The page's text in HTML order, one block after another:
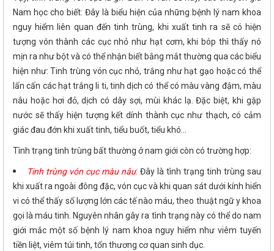
Nam học cho biết: Đây là biểu hiện của những bệnh lý nam khoa
nguy hiểm liên quan đến tinh trùng, khi xuất tinh ra sẽ có hiện
tượng vón thành các cục nhỏ như hạt cơm, khi bóp thì thấy nó
mịn ra như bột và có thể nhận biết bằng mắt thường qua các biểu
hiện như: Tinh trùng vón cục nhỏ, trắng như hạt gạo hoặc có thể
lấn cấn các hạt trắng li ti, tinh dịch có thể có màu vàng đậm, màu
nâu hoặc hơi đỏ, dịch có dây sợi, mùi khác lạ. Đặc biệt, khi gặp
nước sẽ thấy hiện tượng kết dính thành cục như thạch, có cảm
giác đau đớn khi xuất tinh, tiểu buốt, tiểu khó…
Tình trạng tinh trùng bất thường ở nam giới còn có trường hợp:
Tinh trùng vón cục màu nâu: Đây là tình trạng tinh trùng sau
khi xuất ra ngoài đông đặc, vón cục và khi quan sát dưới kính hiển
vi có thể thấy số lượng lớn các tế nào máu, theo thuật ngữ y khoa
gọi là máu tinh. Nguyên nhân gây ra tình trạng này có thể do nam
giới mắc một số bệnh lý nam khoa nguy hiểm như viêm tuyến
tiền liệt, viêm túi tinh, tổn thương cơ quan sinh dục.